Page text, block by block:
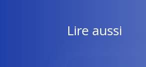
Lire aussi